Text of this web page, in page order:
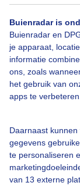
Buienradar is
Buienradar en
je apparaat,
informatie
ons, zoals
het gebruik van
apps te verbeteren.
Daarnaast
gegevens
te personaliseren
van 13 externe
Bekijk